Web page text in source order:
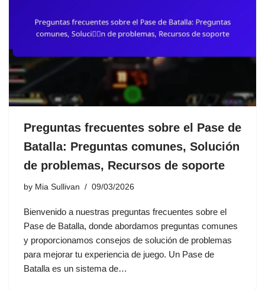
Preguntas frecuentes sobre el Pase de
Batalla: Preguntas comunes, Solución
de problemas, Recursos de soporte
by Mia Sullivan 09/03/2026
Bienvenido a nuestras preguntas frecuentes sobre el
Pase de Batalla, donde abordamos preguntas comunes
y proporcionamos consejos de solución de problemas
para mejorar tu experiencia de juego. Un Pase de
Batalla es un sistema de…